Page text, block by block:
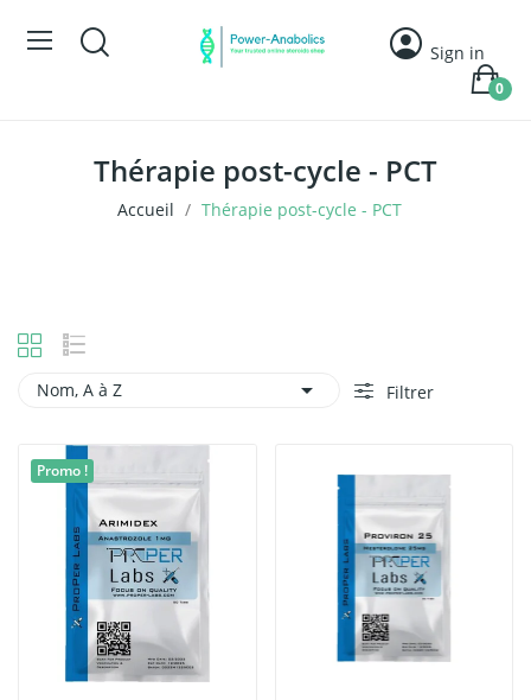
Sign in
0
Thérapie post-cycle - PCT
Accueil Thérapie post-cycle - PCT
Nom, A à Z  Filtrer
Promo !